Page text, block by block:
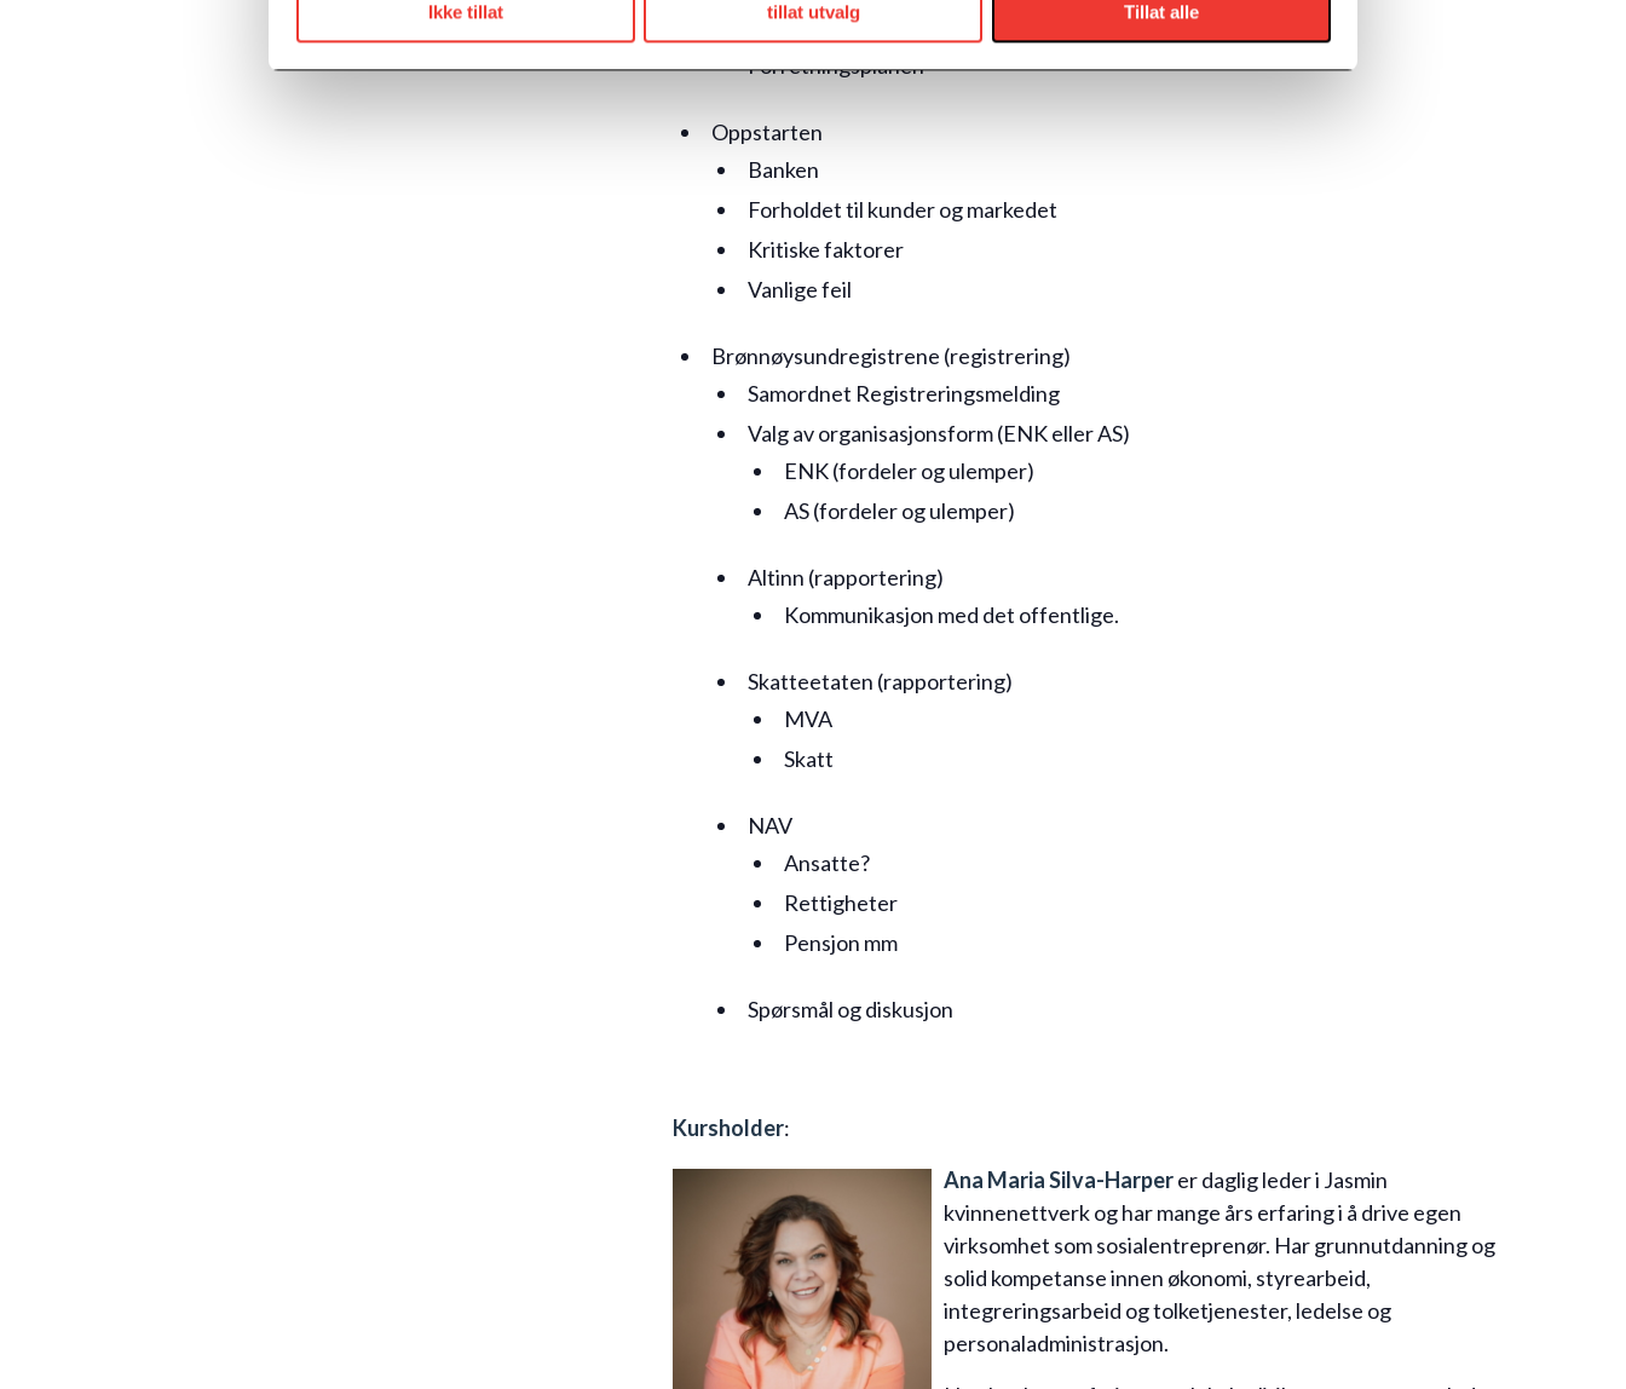
Ikke tillat tillat utvalg Tillat alle
Markedet
Forretningsplanen
Oppstarten
Banken
Forholdet til kunder og markedet
Kritiske faktorer
Vanlige feil
Brønnøysundregistrene (registrering)
Samordnet Registreringsmelding
Valg av organisasjonsform (ENK eller AS)
ENK (fordeler og ulemper)
AS (fordeler og ulemper)
Altinn (rapportering)
Kommunikasjon med det offentlige.
Skatteetaten (rapportering)
MVA
Skatt
NAV
Ansatte?
Rettigheter
Pensjon mm
Spørsmål og diskusjon
Kursholder:
Ana Maria Silva-Harperer daglig leder i Jasmin
kvinnenettverk og har mange års erfaring i å drive egen
virksomhet som sosialentreprenør. Har grunnutdanning og
solid kompetanse innen økonomi, styrearbeid,
integreringsarbeid og tolketjenester, ledelse og
personaladministrasjon.